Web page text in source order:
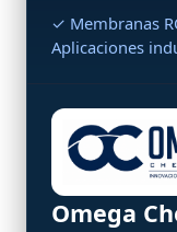
✓ Membranas
Aplicaciones
Omega